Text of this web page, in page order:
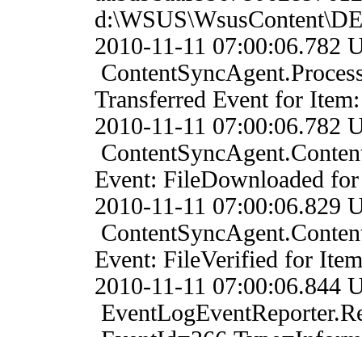
2010-11-11
Transferred Event for
2010-11-11
Event: FileDownloaded
2010-11-11
Event: FileVerified for
2010-11-11